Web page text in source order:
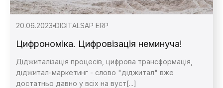
20.06.2023 DIGITALSAP ERP
Цифрономіка. Цифровізація неминуча!
Діджиталізація процесів, цифрова трансформація,
діджитал-маркетинг - слово "діджитал" вже
достатньо давно у всіх на вуст[...]